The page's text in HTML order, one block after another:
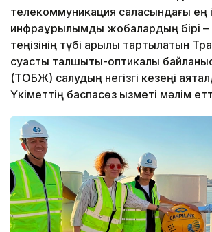
телекоммуникация саласындағы ең
инфрақұрылымдық жобалардың бірі –
теңізінің түбі арқылы тартылатын
суасты талшықты-оптикалық
(ТОБЖ) салудың негізгі кезеңі
Үкіметтің баспасөз қызметі мәлім